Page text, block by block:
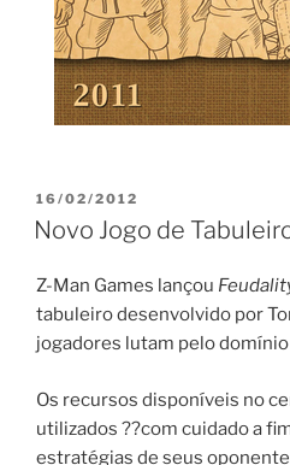
PUBLICADO
EM
16/02/2012
Novo Jogo de
Z-Man Games lançou
tabuleiro desenvolvido por
jogadores lutam pelo
Os recursos disponíveis no
utilizados ??com cuidado a
estratégias de seus